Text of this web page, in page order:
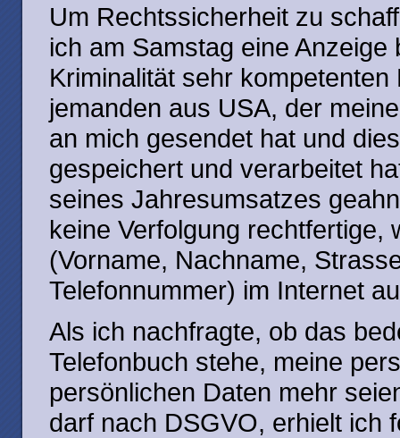
Um Rechtssicherheit zu
ich am Samstag eine
Kriminalität sehr
jemanden aus USA, der
an mich gesendet hat und
gespeichert und verarbeitet
seines Jahresumsatzes
keine Verfolgung rechtfertige,
(Vorname, Nachname,
Telefonnummer) im Internet
Als ich nachfragte, ob das
Telefonbuch stehe, meine
persönlichen Daten mehr
darf nach DSGVO, erhielt ich